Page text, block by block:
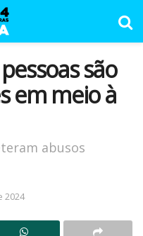
são
em meio à
abusos
2024